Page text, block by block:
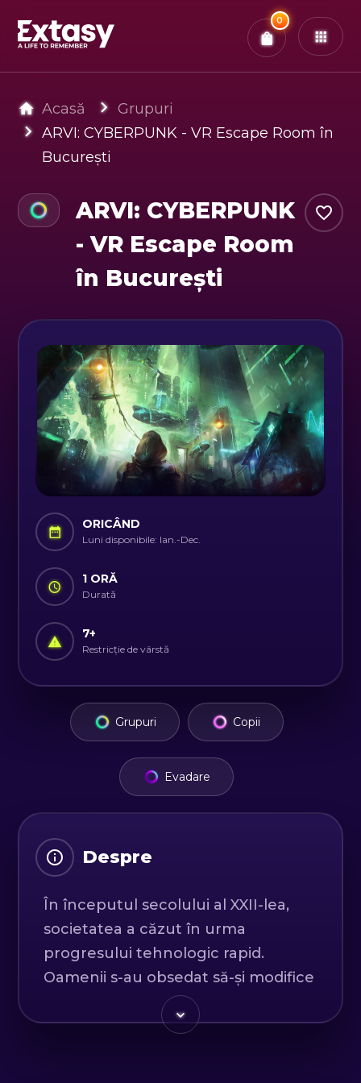
0
x0 Bilete Confirmă & Plătește
Acasă
Grupuri
ARVI: CYBERPUNK - VR Escape Room în
București
ARVI: CYBERPUNK
- VR Escape Room
în București
ORICÂND
Luni disponibile: Ian.-Dec.
1 ORĂ
Durată
7+
Restricție de vârstă
Grupuri Copii
Evadare
Despre
În începutul secolului al XXII-lea,
societatea a căzut în urma
progresului tehnologic rapid.
Oamenii s-au obsedat să-și modifice
corpurile cu ajutorul tehnologiei.
Într-o lume în care corporațiile se